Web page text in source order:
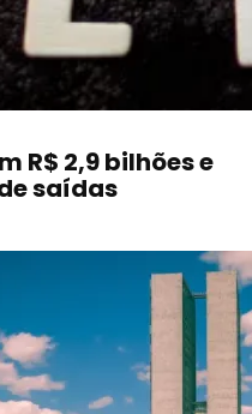
R$ 2,9 bilhões e
saídas